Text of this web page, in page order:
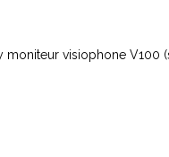
moniteur visiophone V100